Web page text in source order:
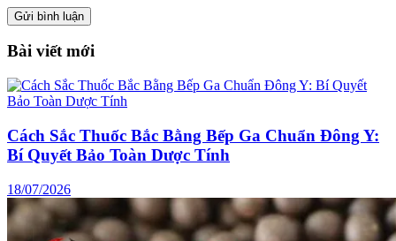
Bài viết mới
Cách Sắc Thuốc Bắc Bằng Bếp Ga Chuẩn Đông Y:
Bí Quyết Bảo Toàn Dược Tính
18/07/2026